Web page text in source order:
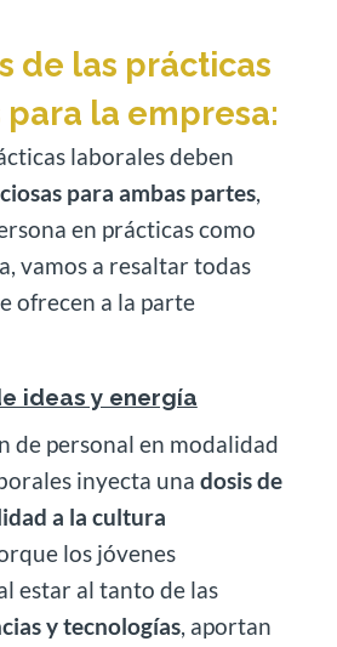
de las prácticas
la empresa:
laborales deben
para ambas partes,
en prácticas como
vamos a resaltar todas
ofrecen a la parte
ideas y energía
de personal en modalidad
inyecta una dosis de
a la cultura
los jóvenes
estar al tanto de las
y tecnologías, aportan